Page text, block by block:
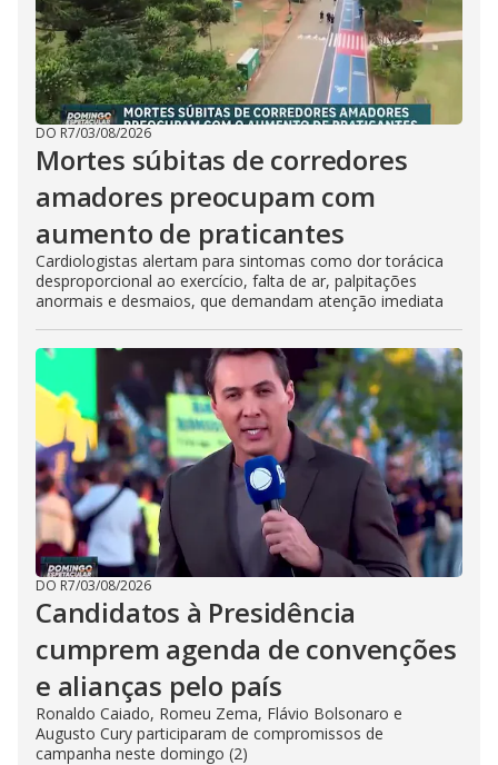
DO R7/03/08/2026
Mortes súbitas de corredores
amadores preocupam com
aumento de praticantes
Cardiologistas alertam para sintomas como dor torácica
desproporcional ao exercício, falta de ar, palpitações
anormais e desmaios, que demandam atenção imediata
DO R7/03/08/2026
Candidatos à Presidência
cumprem agenda de convenções
e alianças pelo país
Ronaldo Caiado, Romeu Zema, Flávio Bolsonaro e
Augusto Cury participaram de compromissos de
campanha neste domingo (2)